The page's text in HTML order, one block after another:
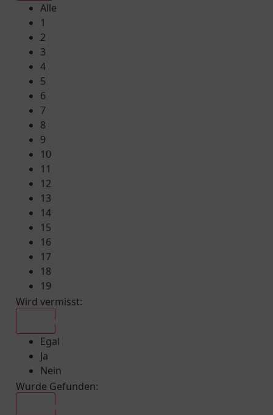
Alle
1
2
3
4
5
6
7
8
9
10
11
12
13
14
15
16
17
18
19
Wird vermisst:
Egal
Ja
Nein
Wurde Gefunden: